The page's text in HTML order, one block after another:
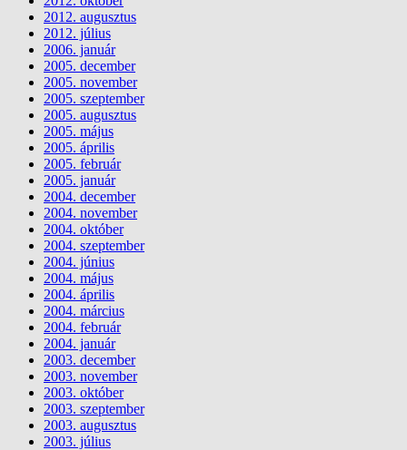
2012. augusztus
2012. július
2006. január
2005. december
2005. november
2005. szeptember
2005. augusztus
2005. május
2005. április
2005. február
2005. január
2004. december
2004. november
2004. október
2004. szeptember
2004. június
2004. május
2004. április
2004. március
2004. február
2004. január
2003. december
2003. november
2003. október
2003. szeptember
2003. augusztus
2003. július